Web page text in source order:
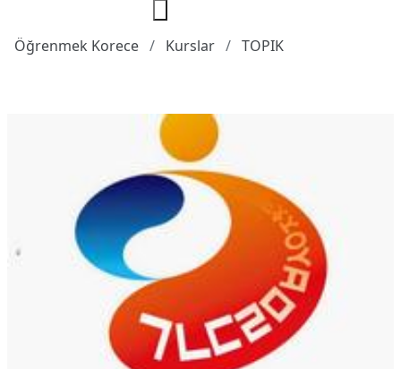
Öğrenmek Korece Kurslar TOPIK